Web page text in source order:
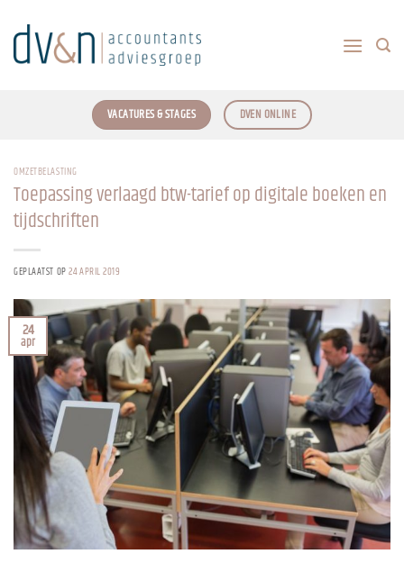
naar
inhoud
VACATURES & STAGES DVEN ONLINE
OMZETBELASTING
Toepassing verlaagd btw-tarief op digitale boeken en
tijdschriften
GEPLAATST OP24 APRIL 2019
24
apr